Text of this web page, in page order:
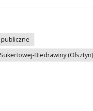
Biedrawiny (Olsztyn)